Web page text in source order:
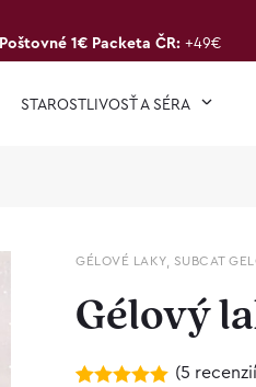
Poštovné 1€ Packeta ČR: +49€
STAROSTLIVOSŤ A SÉRA
GÉLOVÉ LAKY, SUBCAT
Gélový
(5